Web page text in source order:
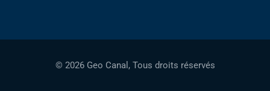
© 2026 Geo Canal, Tous droits réservés